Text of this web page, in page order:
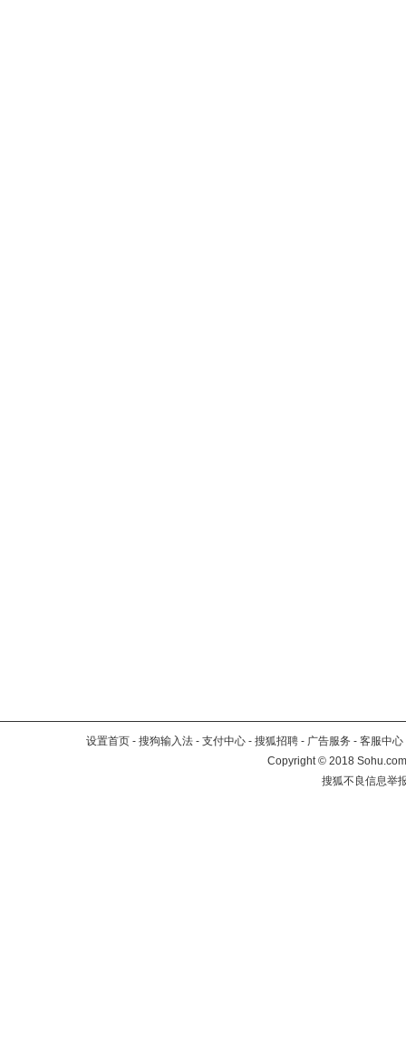
设置首页 - 搜狗输入法 - 支付中心 - 搜狐招聘 - 广告服务 - 客服中心
Copyright©2018
搜狐不良信息举